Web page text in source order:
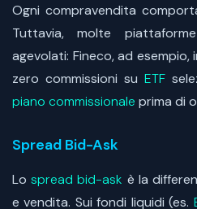
Ogni compravendita
Tuttavia, molte
agevolati: Fineco, ad
zero commissioni su ETF
piano commissionale prima di
Spread Bid-Ask
Lospread bid-ask è la
e vendita. Sui fondi liquidi (es.